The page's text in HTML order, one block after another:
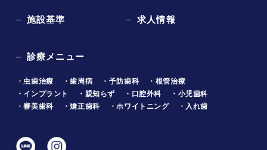
施設基準 求人情報
診療メニュー
・虫歯治療 ・歯周病 ・予防歯科
・根管治療
・インプラント
・親知らず ・口腔外科
・小児歯科
・審美歯科
・矯正歯科 ・ホワイトニング ・入れ歯